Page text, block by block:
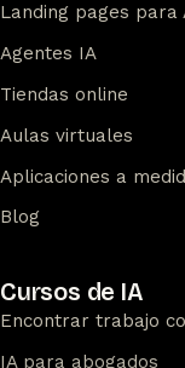
Landing pages para
Agentes IA
Tiendas online
Aulas virtuales
Aplicaciones a
Blog
Cursos de IA
Encontrar trabajo
IA para abogados